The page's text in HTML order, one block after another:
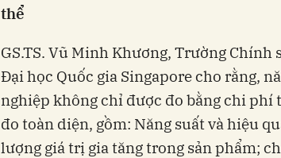
thể
GS.TS. Vũ Minh Khương, Trường Chính
Đại học Quốc gia Singapore cho rằng,
nghiệp không chỉ được đo bằng chi phí
đo toàn diện, gồm: Năng suất và hiệu
lượng giá trị gia tăng trong sản phẩm;